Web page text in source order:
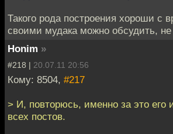
Такого рода построения хороши с
своими мудака можно обсудить,
Honim »
#218 | 20.07.11 20:56
Кому: 8504, #217
> И, повторюсь, именно за это его
всех постов.